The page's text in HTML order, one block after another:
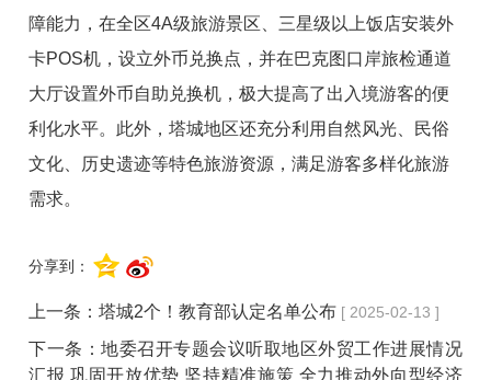
障能力，在全 区4A级旅游景区、三星级以上饭店安装外
卡POS机，设立外币兑换点，并在巴克图口岸旅检通道
大厅设置外币自助兑换机，极大提高了出入境游客的便
利化水平。此外，塔城地区还充分利用自然风光、民俗
文化、历史遗迹等特色旅游资源，满足游客多样化旅游
需求。
分享到：
上一条：塔城2个！教育部认定名单公布 [ 2025-02-13 ]
下一条：地委召开专题会议听取地区外贸工作进展情况
汇报 巩固开放优势 坚持精准施策 全力推动外向型经济